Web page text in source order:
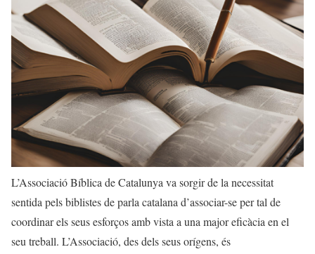
L’Associació Bíblica de Catalunya va sorgir de la necessitat
sentida pels biblistes de parla catalana d’associar-se per tal de
coordinar els seus esforços amb vista a una major eficàcia en el
seu treball. L’Associació, des dels seus orígens, és